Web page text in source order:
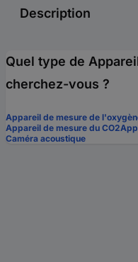
Description
Quel type de
cherchez-vous ?
Appareil de mesure de
Appareil de mesure du CO2
Caméra acoustique